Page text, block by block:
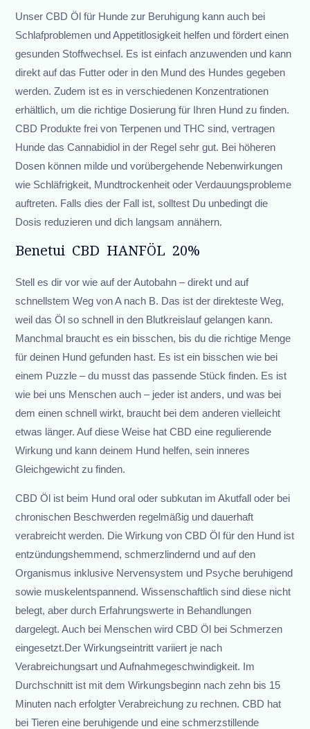
Unser CBD Öl für Hunde zur Beruhigung kann auch bei
Schlafproblemen und Appetitlosigkeit helfen und fördert einen
gesunden Stoffwechsel. Es ist einfach anzuwenden und kann
direkt auf das Futter oder in den Mund des Hundes gegeben
werden. Zudem ist es in verschiedenen Konzentrationen
erhältlich, um die richtige Dosierung für Ihren Hund zu finden.
CBD Produkte frei von Terpenen und THC sind, vertragen
Hunde das Cannabidiol in der Regel sehr gut. Bei höheren
Dosen können milde und vorübergehende Nebenwirkungen
wie Schläfrigkeit, Mundtrockenheit oder Verdauungsprobleme
auftreten. Falls dies der Fall ist, solltest Du unbedingt die
Dosis reduzieren und dich langsam annähern.
Benetui CBD HANFÖL 20%
Stell es dir vor wie auf der Autobahn – direkt und auf
schnellstem Weg von A nach B. Das ist der direkteste Weg,
weil das Öl so schnell in den Blutkreislauf gelangen kann.
Manchmal braucht es ein bisschen, bis du die richtige Menge
für deinen Hund gefunden hast. Es ist ein bisschen wie bei
einem Puzzle – du musst das passende Stück finden. Es ist
wie bei uns Menschen auch – jeder ist anders, und was bei
dem einen schnell wirkt, braucht bei dem anderen vielleicht
etwas länger. Auf diese Weise hat CBD eine regulierende
Wirkung und kann deinem Hund helfen, sein inneres
Gleichgewicht zu finden.
CBD Öl ist beim Hund oral oder subkutan im Akutfall oder bei
chronischen Beschwerden regelmäßig und dauerhaft
verabreicht werden. Die Wirkung von CBD Öl für den Hund ist
entzündungshemmend, schmerzlindernd und auf den
Organismus inklusive Nervensystem und Psyche beruhigend
sowie muskelentspannend. Wissenschaftlich sind diese nicht
belegt, aber durch Erfahrungswerte in Behandlungen
dargelegt. Auch bei Menschen wird CBD Öl bei Schmerzen
eingesetzt.Der Wirkungseintritt variiert je nach
Verabreichungsart und Aufnahmegeschwindigkeit. Im
Durchschnitt ist mit dem Wirkungsbeginn nach zehn bis 15
Minuten nach erfolgter Verabreichung zu rechnen. CBD hat
bei Tieren eine beruhigende und eine schmerzstillende